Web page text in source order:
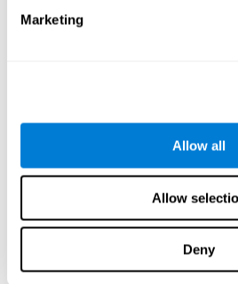
Marketing
Allow all
Allow
Deny
如果我不训练我的认
此它会变得越来越弱。 如果我们不训练